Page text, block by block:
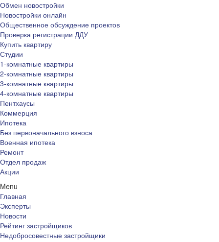
Обмен новостройки
Новостройки онлайн
Общественное обсуждение проектов
Проверка регистрации ДДУ
Купить квартиру
Студии
1-комнатные квартиры
2-комнатные квартиры
3-комнатные квартиры
4-комнатные квартиры
Пентхаусы
Коммерция
Ипотека
Без первоначального взноса
Военная ипотека
Ремонт
Отдел продаж
Акции
Menu
Главная
Эксперты
Новости
Рейтинг застройщиков
Недобросовестные застройщики